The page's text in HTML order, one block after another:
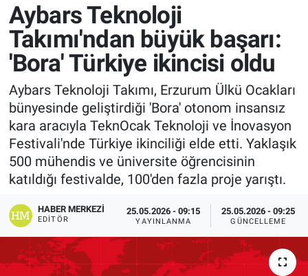
Aybars Teknoloji
Takımı'ndan büyük başarı:
'Bora' Türkiye ikincisi oldu
Aybars Teknoloji Takımı, Erzurum Ülkü Ocakları
bünyesinde geliştirdiği 'Bora' otonom insansız
kara aracıyla TeknOcak Teknoloji ve İnovasyon
Festivali'nde Türkiye ikinciliği elde etti. Yaklaşık
500 mühendis ve üniversite öğrencisinin
katıldığı festivalde, 100'den fazla proje yarıştı.
HABER MERKEZI
EDITÖR
25.05.2026 - 09:15
YAYINLANMA
25.05.2026 - 09:25
GÜNCELLEME